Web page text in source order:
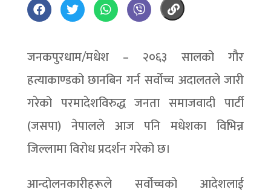
जनकपुरधाम/मधेश – २०६३ सालको गौर
हत्याकाण्डको छानबिन गर्न सर्वोच्च अदालतले जारी
गरेको परमादेशविरुद्ध जनता समाजवादी पार्टी
(जसपा) नेपालले आज पनि मधेशका विभिन्न
जिल्लामा विरोध प्रदर्शन गरेको छ।
आन्दोलनकारीहरूले सर्वोच्चको आदेशलाई